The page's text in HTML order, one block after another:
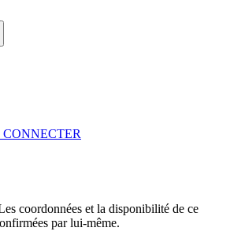
CONNECTER
coordonnées et la disponibilité de ce
par lui-même.